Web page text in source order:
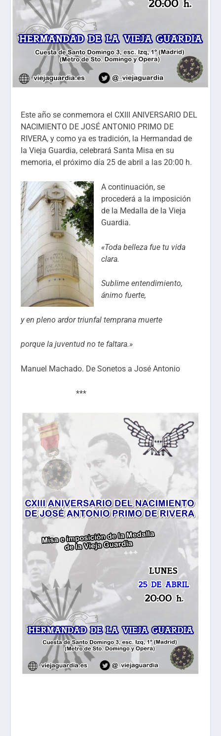
Este año se conmemora el CXIII ANIVERSARIO DEL
NACIMIENTO DE JOSÉ ANTONIO PRIMO DE
RIVERA, y como ya es tradición, la Hermandad de
la Vieja Guardia, celebrará Santa Misa en su
memoria, el próximo día 25 de abril a las 20:00 h.
A continuación, se
procederá a la imposición
de la Medalla de la Vieja
Guardia.
«Toda belleza fue tu vida
clara.
Sublime entendimiento,
ánimo fuerte,
y en pleno ardor triunfal temprana muerte
porque la juventud no te faltara.»
Manuel Machado. De Sonetos a José Antonio
***